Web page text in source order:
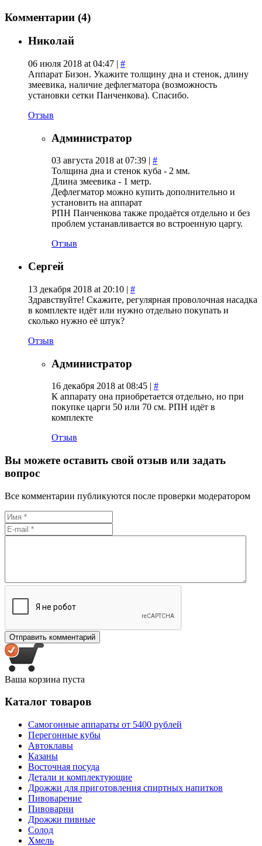
Комментарии (4)
Николай
06 июля 2018 at 04:47 | #
Аппарат Бизон. Укажите толщину дна и стенок, длину
змеевика, наличие дефлегматора (возможность
установки сетки Панченкова). Спасибо.
Отзыв
Администратор
03 августа 2018 at 07:39 | #
Толщина дна и стенок куба - 2 мм.
Длина змеевика - 1 метр.
Дефлегматор можно купить дополнительно и
установить на аппарат
РПН Панченкова также продаётся отдельно и без
проблем устанавливается во встроенную царгу.
Отзыв
Сергей
13 декабря 2018 at 20:10 | #
Здравствуйте! Скажите, регулярная проволочная насадка
в комплекте идёт или нужно отдельно покупать и
сколько нужно её штук?
Отзыв
Администратор
16 декабря 2018 at 08:45 | #
К аппарату она приобретается отдельно, но при
покупке царги 50 или 70 см. РПН идёт в
комплекте
Отзыв
Вы можете оставить свой отзыв или задать
вопрос
Все комментарии публикуются после проверки модератором
Ваша корзина пуста
Каталог товаров
Самогонные аппараты от 5400 рублей
Перегонные кубы
Автоклавы
Казаны
Восточная посуда
Детали и комплектующие
Дрожжи для приготовления спиртных напитков
Пивоварение
Пивоварни
Дрожжи пивные
Солод
Хмель